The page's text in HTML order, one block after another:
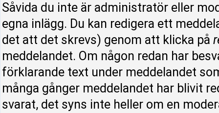
Såvida du inte är administratör eller
egna inlägg. Du kan redigera ett
det att det skrevs) genom att klicka på
meddelandet. Om någon redan har
förklarande text under meddelandet
många gånger meddelandet har blivit
svarat, det syns inte heller om en